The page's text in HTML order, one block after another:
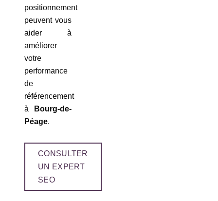
positionnement
peuvent vous
aider à
améliorer
votre
performance
de
référencement
à
Bourg-de-
Péage.
CONSULTER
UN EXPERT
SEO